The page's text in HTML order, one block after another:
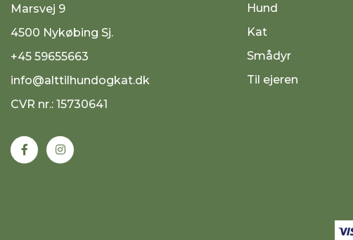
Marsvej 9
4500 Nykøbing Sj.
+45 59655663
info@alttilhundogkat.dk
CVR nr.: 15730641
Hund
Kat
Smådyr
Til ejeren